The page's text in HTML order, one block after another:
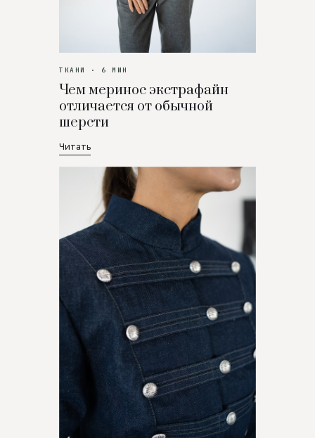
ТКАНИ · 6 МИН
Чем меринос экстрафайн
отличается от обычной
шерсти
Читать